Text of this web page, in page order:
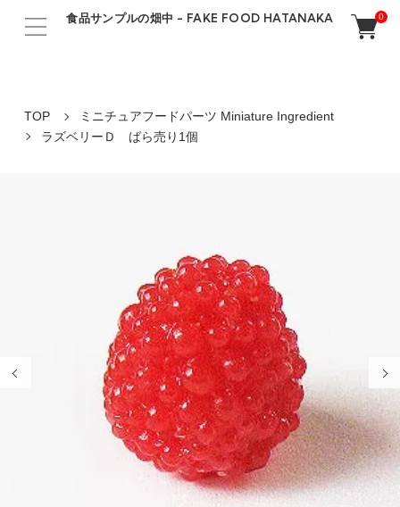
食品サンプルの畑中 - FAKE FOOD HATANAKA 0
TOP
ミニチュアフードパーツ Miniature Ingredient
ラズベリーＤ ばら売り1個